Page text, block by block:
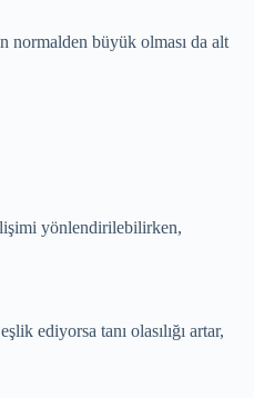
normalden büyük olması da alt
yönlendirilebilirken,
ediyorsa tanı olasılığı artar,